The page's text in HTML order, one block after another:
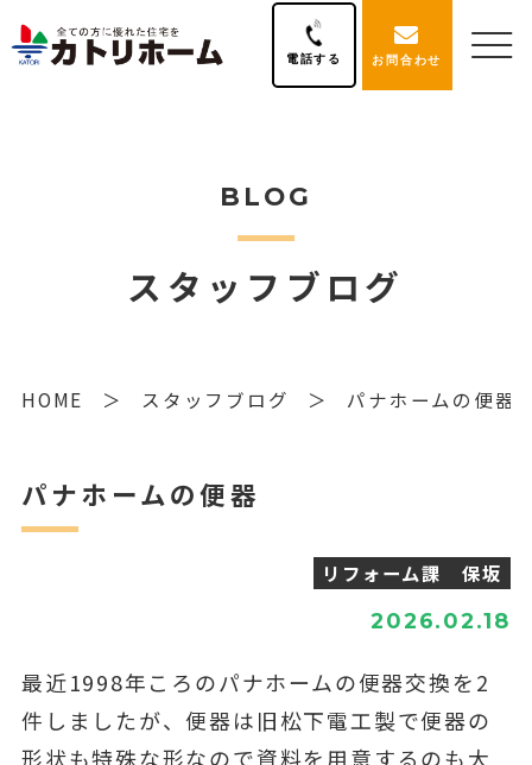
電話する お問合わせ
BLOG
スタッフブログ
HOME スタッフブログ パナホームの便器
パナホームの便器
リフォーム課 保坂
2026.02.18
最近1998年ころのパナホームの便器交換を2
件しましたが、便器は旧松下電工製で便器の
形状も特殊な形なので資料を用意するのも大